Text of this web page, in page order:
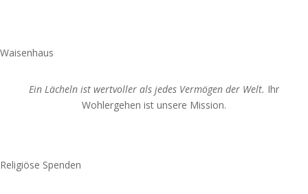
Waisenhaus
Ein Lächeln ist wertvoller als jedes Vermögen der Welt. Ihr
Wohlergehen ist unsere Mission.
Religiöse Spenden